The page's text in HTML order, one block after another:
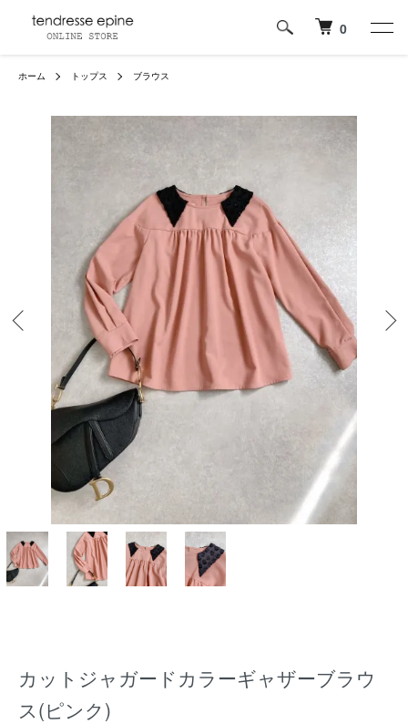
0
ホーム トップス ブラウス
カットジャガードカラーギャザーブラウ
ス(ピンク)